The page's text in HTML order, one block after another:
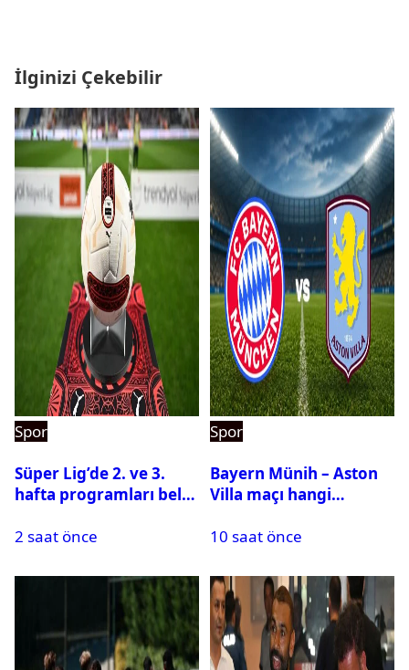
İlginizi Çekebilir
Spor
Süper Lig’de 2. ve 3.
hafta programları belli
2 saat önce
Spor
Bayern Münih – Aston
Villa maçı hangi
saat kaçta oynanacak?
10 saat önce